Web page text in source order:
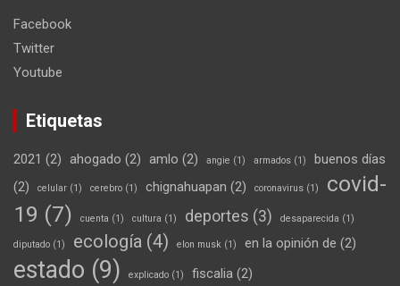
Facebook
Twitter
Youtube
Etiquetas
2021 (2) ahogado (2) amlo (2) angie (1) armados (1)
buenos días
(2)
celular (1) cerebro (1) chignahuapan (2) coronavirus (1)
covid-
19 (7) cuenta (1) cultura (1) deportes (3) desaparecida (1)
diputado (1) ecología (4) elon musk (1) en la opinión de (2)
estado (9) explicado (1) fiscalia (2)